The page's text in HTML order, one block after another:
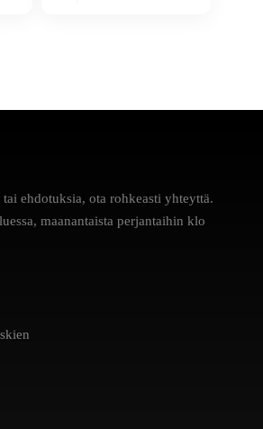
ehdotuksia, ota rohkeasti yhteyttä.
maanantaista perjantaihin klo